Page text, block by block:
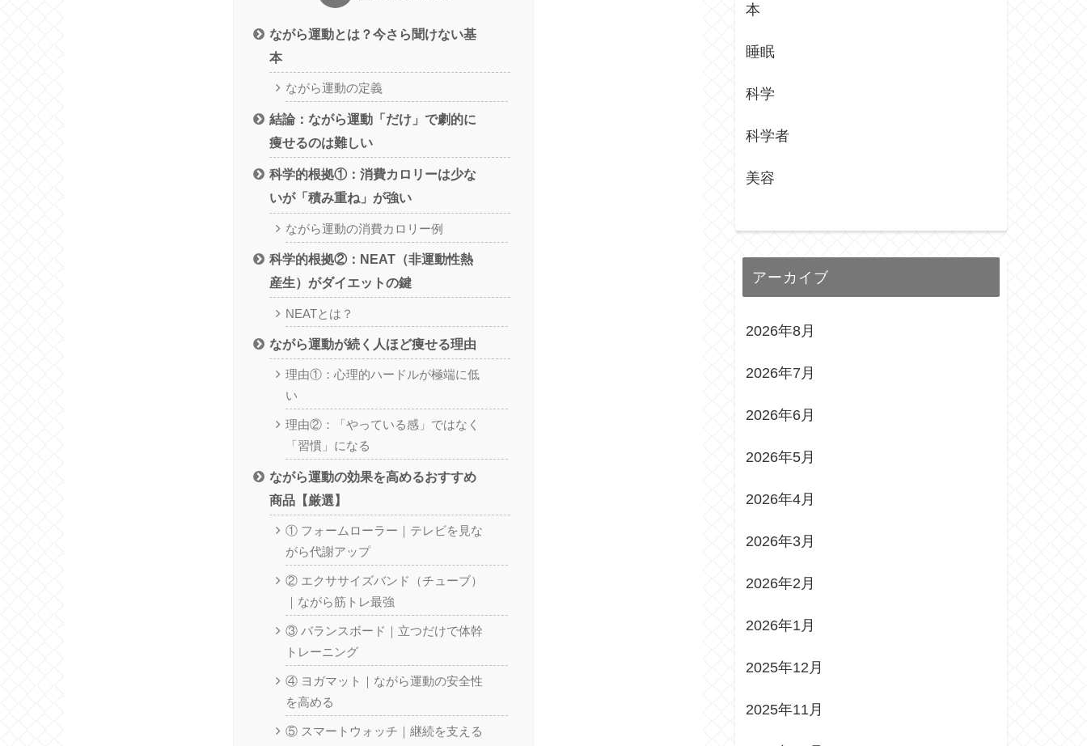
ながら運動とは？今さら聞けない基
本
ながら運動の定義
結論：ながら運動「だけ」で劇的に
痩せるのは難しい
科学的根拠①：消費カロリーは少な
いが「積み重ね」が強い
ながら運動の消費カロリー例
科学的根拠②：NEAT（非運動性熱
産生）がダイエットの鍵
NEATとは？
ながら運動が続く人ほど痩せる理由
理由①：心理的ハードルが極端に低
い
理由②：「やっている感」ではなく
「習慣」になる
ながら運動の効果を高めるおすすめ
商品【厳選】
① フォームローラー｜テレビを見な
がら代謝アップ
② エクササイズバンド（チューブ）
｜ながら筋トレ最強
③ バランスボード｜立つだけで体幹
トレーニング
④ ヨガマット｜ながら運動の安全性
を高める
⑤ スマートウォッチ｜継続を支える
本
睡眠
科学
科学者
美容
アーカイブ
2026年8月
2026年7月
2026年6月
2026年5月
2026年4月
2026年3月
2026年2月
2026年1月
2025年12月
2025年11月